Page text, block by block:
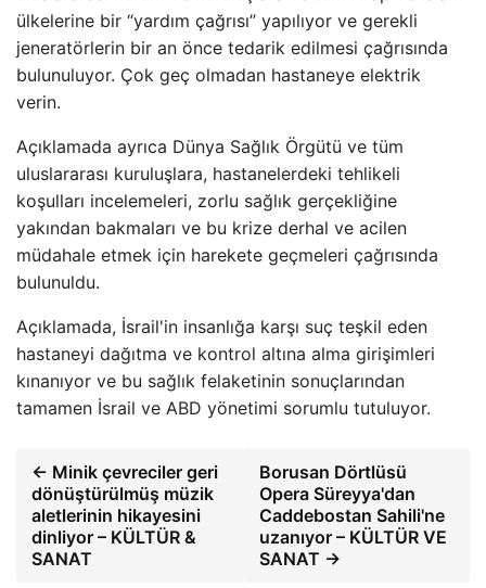
ülkelerine bir “yardım çağrısı” yapılıyor ve gerekli
jeneratörlerin bir an önce tedarik edilmesi çağrısında
bulunuluyor. Çok geç olmadan hastaneye elektrik
verin.
Açıklamada ayrıca Dünya Sağlık Örgütü ve tüm
uluslararası kuruluşlara, hastanelerdeki tehlikeli
koşulları incelemeleri, zorlu sağlık gerçekliğine
yakından bakmaları ve bu krize derhal ve acilen
müdahale etmek için harekete geçmeleri çağrısında
bulunuldu.
Açıklamada, İsrail'in insanlığa karşı suç teşkil eden
hastaneyi dağıtma ve kontrol altına alma girişimleri
kınanıyor ve bu sağlık felaketinin sonuçlarından
tamamen İsrail ve ABD yönetimi sorumlu tutuluyor.
← Minik çevreciler geri
dönüştürülmüş müzik
aletlerinin hikayesini
dinliyor – KÜLTÜR &
SANAT
Borusan Dörtlüsü
Opera Süreyya'dan
Caddebostan Sahili'ne
uzanıyor – KÜLTÜR VE
SANAT →